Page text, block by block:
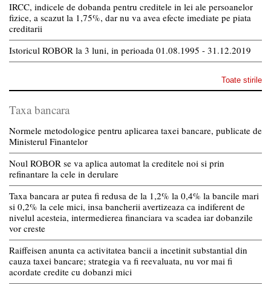
IRCC, indicele de dobanda pentru creditele in lei ale persoanelor
fizice, a scazut la 1,75%, dar nu va avea efecte imediate pe piata
creditarii
Istoricul ROBOR la 3 luni, in perioada 01.08.1995 - 31.12.2019
Toate stirile
Taxa bancara
Normele metodologice pentru aplicarea taxei bancare, publicate de
Ministerul Finantelor
Noul ROBOR se va aplica automat la creditele noi si prin
refinantare la cele in derulare
Taxa bancara ar putea fi redusa de la 1,2% la 0,4% la bancile mari
si 0,2% la cele mici, insa bancherii avertizeaza ca indiferent de
nivelul acesteia, intermedierea financiara va scadea iar dobanzile
vor creste
Raiffeisen anunta ca activitatea bancii a incetinit substantial din
cauza taxei bancare; strategia va fi reevaluata, nu vor mai fi
acordate credite cu dobanzi mici